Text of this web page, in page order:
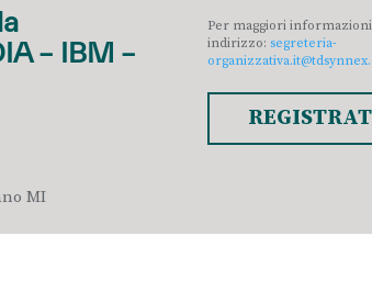
– IBM –
MI
Per maggiori informazioni
indirizzo:segreteria-